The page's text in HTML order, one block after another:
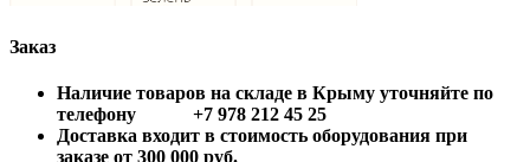
Заказ
Наличие товаров на складе в Крыму уточняйте по
телефону +7 978 212 45 25
Доставка входит в стоимость оборудования при
заказе от 300 000 руб.